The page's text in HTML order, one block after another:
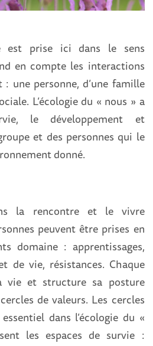
est prise ici dans le sens
en compte les interactions
: une personne, d’une famille
L’écologie du « nous » a
le développement et
et des personnes qui le
donné.
la rencontre et le vivre
peuvent être prises en
domaine : apprentissages,
de vie, résistances. Chaque
vie et structure sa posture
de valeurs. Les cercles
dans l’écologie du «
les espaces de survie :